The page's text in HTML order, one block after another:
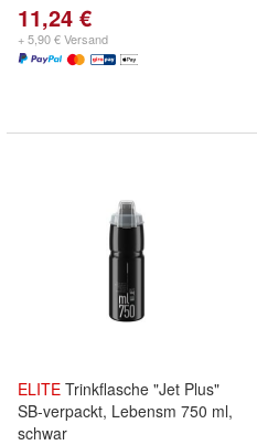
11,24 €
+ 5,90 € Versand
ELITE Trinkflasche "Jet Plus"
SB-verpackt, Lebensm 750 ml,
schwar